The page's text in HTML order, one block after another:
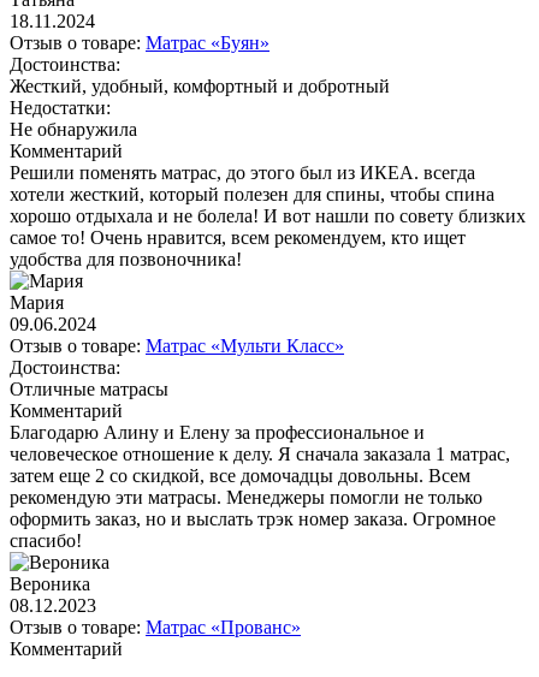
18.11.2024
Отзыв о товаре: Матрас «Буян»
Достоинства:
Жесткий, удобный, комфортный и добротный
Недостатки:
Не обнаружила
Комментарий
Решили поменять матрас, до этого был из ИКЕА. всегда
хотели жесткий, который полезен для спины, чтобы спина
хорошо отдыхала и не болела! И вот нашли по совету близких
самое то! Очень нравится, всем рекомендуем, кто ищет
удобства для позвоночника!
Мария
09.06.2024
Отзыв о товаре: Матрас «Мульти Класс»
Достоинства:
Отличные матрасы
Комментарий
Благодарю Алину и Елену за профессиональное и
человеческое отношение к делу. Я сначала заказала 1 матрас,
затем еще 2 со скидкой, все домочадцы довольны. Всем
рекомендую эти матрасы. Менеджеры помогли не только
оформить заказ, но и выслать трэк номер заказа. Огромное
спасибо!
Вероника
08.12.2023
Отзыв о товаре: Матрас «Прованс»
Комментарий